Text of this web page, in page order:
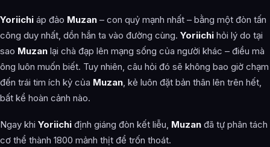
Yoriichi áp đảo Muzan – con quỷ mạnh nhất – bằng một đòn tấn
công duy nhất, dồn hắn ta vào đường cùng. Yoriichi hỏi lý do tại
sao Muzan lại chà đạp lên mạng sống của người khác – điều mà
ông luôn muốn biết. Tuy nhiên, câu hỏi đó sẽ không bao giờ chạm
đến trái tim ích kỷ của Muzan, kẻ luôn đặt bản thân lên trên hết,
bất kể hoàn cảnh nào.
Ngay khi Yoriichi định giáng đòn kết liễu, Muzan đã tự phân tách
cơ thể thành 1800 mảnh thịt để trốn thoát.